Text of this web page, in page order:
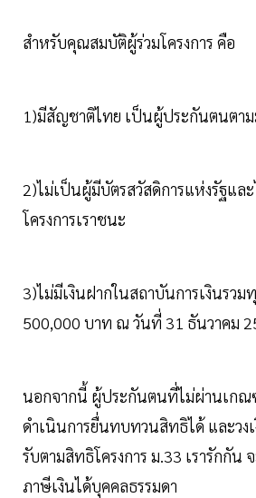
สำหรับคุณสมบัติผู้ร่วมโครงการ คือ
1)มีสัญชาติไทย เป็นผู้ประกันตนตาม
2)ไม่เป็นผู้มีบัตรสวัสดิการแห่งรัฐแล
โครงการเราชนะ
3)ไม่มีเงินฝากในสถาบันการเงินรว
500,000 บาท ณ วันที่ 31 ธันวาคม
นอกจากนี้ ผู้ประกันตนที่ไม่ผ่านเกณ
ดำเนินการยื่นทบทวนสิทธิได้ และว
รับตามสิทธิโครงการ ม.33 เรารักกัน
ภาษีเงินได้บุคคลธรรมดา